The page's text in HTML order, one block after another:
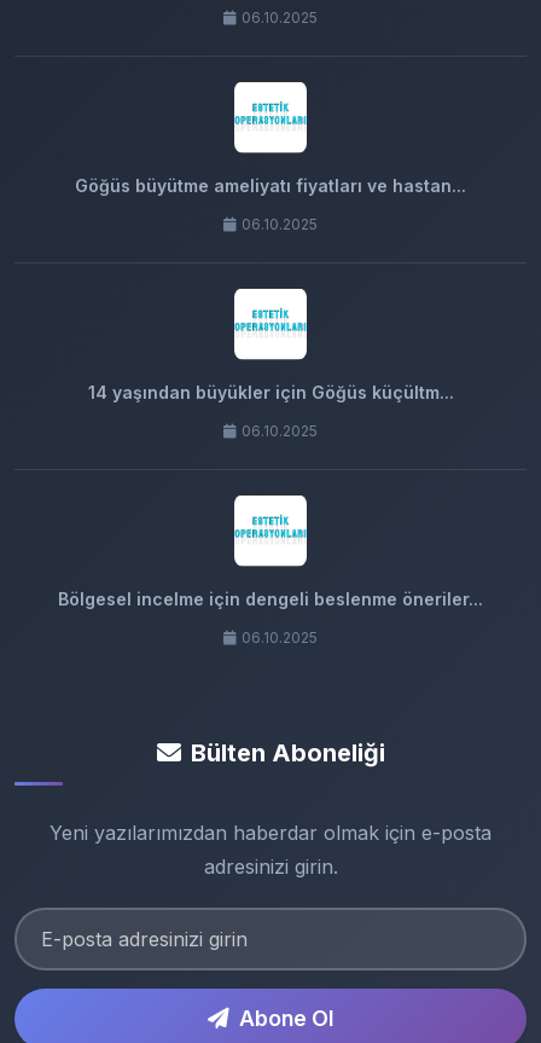
06.10.2025
Göğüs büyütme ameliyatı fiyatları ve hastan...
06.10.2025
14 yaşından büyükler için Göğüs küçültm...
06.10.2025
Bölgesel incelme için dengeli beslenme öneriler...
06.10.2025
Bülten Aboneliği
Yeni yazılarımızdan haberdar olmak için e-posta
adresinizi girin.
Abone Ol